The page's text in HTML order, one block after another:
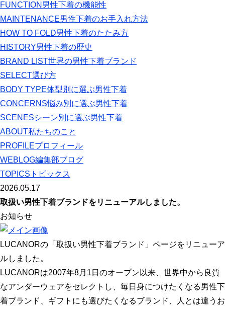
FUNCTION 男性下着の機能性
MAINTENANCE男性下着のお手入れ方法
HOW TO FOLD男性下着のたたみ方
HISTORY男性下着の歴史
BRAND LIST世界の男性下着ブランド
SELECT選び方
BODY TYPE体型別に選ぶ男性下着
CONCERNS悩み別に選ぶ男性下着
SCENESシーン別に選ぶ男性下着
ABOUT私たちのこと
PROFILEプロフィール
WEBLOG編集部ブログ
TOPICS トピックス
2026.05.17
取扱い男性下着ブランドをリニューアルしました。
お知らせ
LUCANORの「取扱い男性下着ブランド」ページをリニューア
ルしました。
LUCANORは2007年8月1日のオープン以来、世界中から良質
なアンダーウェアをセレクトし、毎日身につけたくなる男性下
着ブランド、ギフトにも選びたくなるブランド、人とは違うお